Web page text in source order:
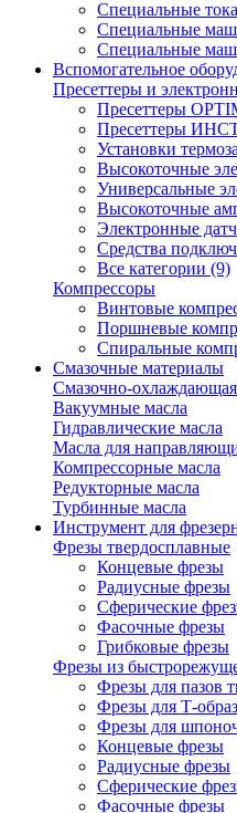
Специальные
Специальные
Специальные
Вспомогательное
Пресеттеры и
Пресеттеры
Пресеттеры
Установки
Высокоточные
Универсальные
Высокоточные
Электронные
Средства
Все категории (9)
Компрессоры
Винтовые
Поршневые
Спиральные
Смазочные материалы
Смазочно-
Вакуумные масла
Гидравлические масла
Масла для
Компрессорные масла
Редукторные масла
Турбинные масла
Инструмент для
Фрезы твердосплавные
Концевые фрезы
Радиусные фрезы
Сферические
Фасочные фрезы
Грибковые фрезы
Фрезы из
Фрезы для пазов
Фрезы для Т-
Фрезы для
Концевые фрезы
Радиусные фрезы
Сферические
Фасочные фрезы